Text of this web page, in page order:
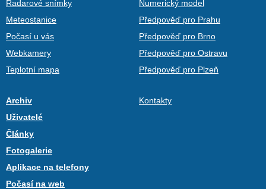
Radarové snímky
Meteostanice
Počasí u vás
Webkamery
Teplotní mapa
Numerický model
Předpověď pro Prahu
Předpověď pro Brno
Předpověď pro Ostravu
Předpověď pro Plzeň
Archiv
Uživatelé
Články
Fotogalerie
Aplikace na telefony
Počasí na web
Kontakty